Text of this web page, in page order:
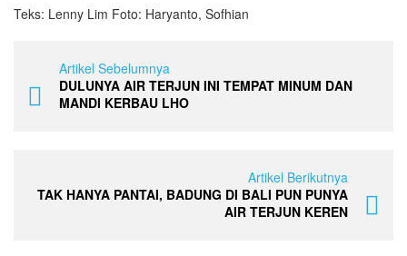
Teks: Lenny Lim Foto: Haryanto, Sofhian
Artikel Sebelumnya
DULUNYA AIR TERJUN INI TEMPAT MINUM DAN
MANDI KERBAU LHO
Artikel Berikutnya
TAK HANYA PANTAI, BADUNG DI BALI PUN PUNYA
AIR TERJUN KEREN